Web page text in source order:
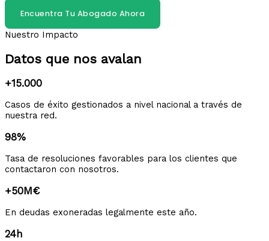
Encuentra Tu Abogado Ahora
Nuestro Impacto
Datos que nos avalan
+15.000
Casos de éxito gestionados a nivel nacional a través de
nuestra red.
98%
Tasa de resoluciones favorables para los clientes que
contactaron con nosotros.
+50M€
En deudas exoneradas legalmente este año.
24h